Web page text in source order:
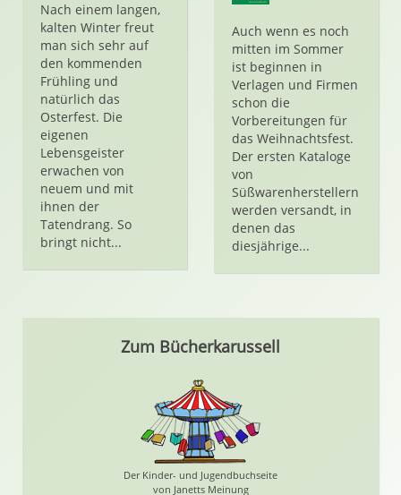
Nach einem langen,
kalten Winter freut
man sich sehr auf
den kommenden
Frühling und
natürlich das
Osterfest. Die
eigenen
Lebensgeister
erwachen von
neuem und mit
ihnen der
Tatendrang. So
bringt nicht...
Auch wenn es noch
mitten im Sommer
ist beginnen in
Verlagen und Firmen
schon die
Vorbereitungen für
das Weihnachtsfest.
Der ersten Kataloge
von
Süßwarenherstellern
werden versandt, in
denen das
diesjährige...
Zum Bücherkarussell
Der Kinder- und Jugendbuchseite
von Janetts Meinung